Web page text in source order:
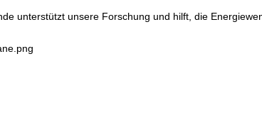
unterstützt unsere Forschung und hilft, die